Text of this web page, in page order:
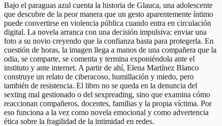
Bajo el paraguas azul cuenta la historia de Glauca, una adolescente
que descubre de la peor manera que un gesto aparentemente íntimo
puede convertirse en violencia pública cuando entra en circulación
digital. La novela arranca con una decisión impulsiva: enviar una
foto a su novio creyendo que la confianza basta para protegerla. En
cuestión de horas, la imagen llega a manos de una compañera que la
odia, se comparte, se comenta y termina exponiéndola ante el
instituto y ante internet. A partir de ahí, Elena Martínez Blanco
construye un relato de ciberacoso, humillación y miedo, pero
también de resistencia. El libro no se queda en la denuncia del
sexting mal gestionado o del sexpreading, sino que examina cómo
reaccionan compañeros, docentes, familias y la propia víctima. Por
eso funciona a la vez como novela emocional y como advertencia
ética sobre la fragilidad de la intimidad en redes.